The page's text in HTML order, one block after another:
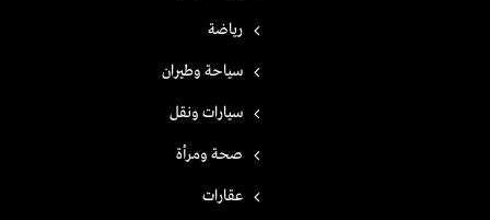
رياضة
سياحة وطيران
سيارات ونقل
صحة ومرأة
عقارات